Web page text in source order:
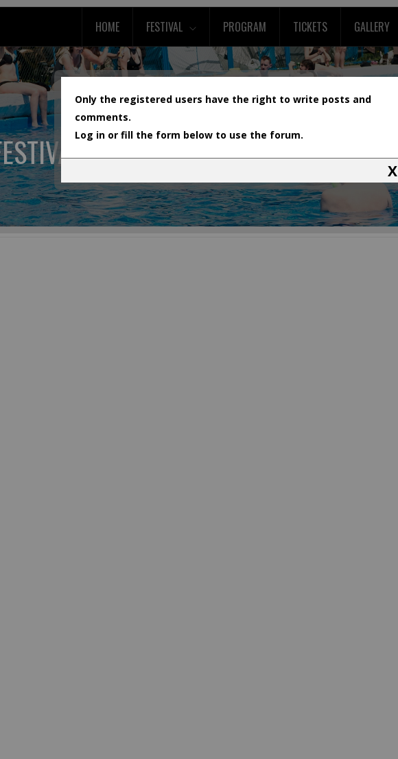
HOME FESTIVAL PROGRAM TICKETS GALLERY
Only the registered users have the right to write posts and
comments.
Log in or fill the form below to use the forum.
X